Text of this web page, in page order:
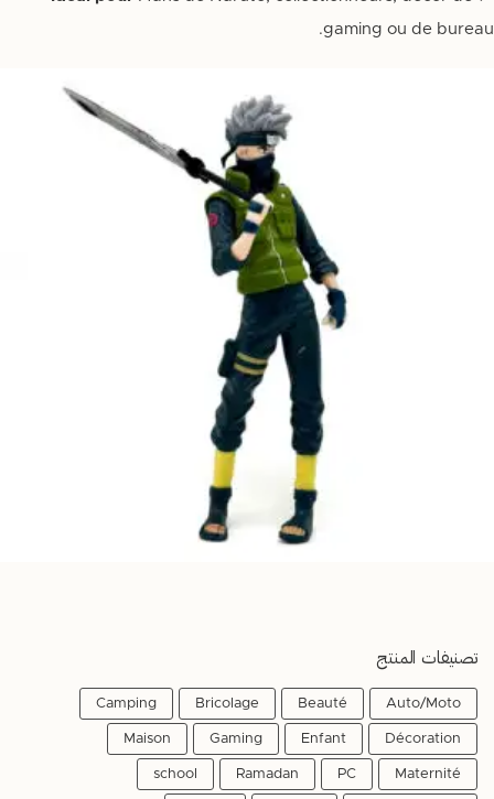
gaming ou de bureau.
تصنيفات المنتج
Auto/Moto
Beauté
Bricolage
Camping
Décoration
Enfant
Gaming
Maison
Maternité
PC
Ramadan
school